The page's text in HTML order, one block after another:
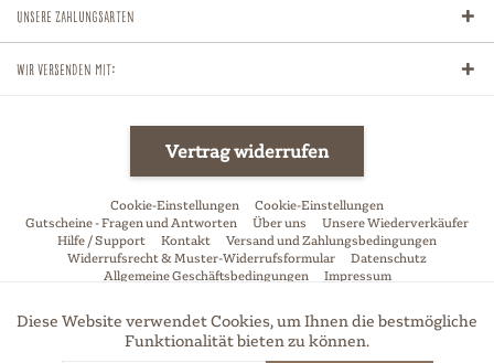
Unsere Zahlungsarten
Wir versenden mit:
Vertrag widerrufen
Cookie-Einstellungen
Cookie-Einstellungen
Gutscheine - Fragen und Antworten
Über uns
Unsere Wiederverkäufer
Hilfe / Support
Kontakt
Versand und Zahlungsbedingungen
Widerrufsrecht & Muster-Widerrufsformular
Datenschutz
Allgemeine Geschäftsbedingungen
Impressum
* Alle Preise inkl. gesetzl. Mehrwertsteuer zzgl.Versandkostenund ggf.
Nachnahmegebühren, wenn nicht anders beschrieben
Funktionale Aktiv
Diese Website verwendet Cookies, um Ihnen die bestmögliche
Funktionalität bieten zu können.